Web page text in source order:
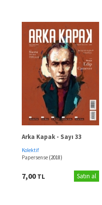
Arka Kapak - Sayı 33
Kolektif
Papersense (2018)
7,00TL Satın al